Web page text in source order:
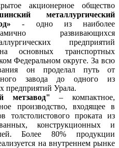
акционерное общество
металлургический
- одно из наиболее
развивающихся
предприятий
основных транспортных
Федеральном округе. За всю
он проделал путь от
завода до одного из
предприятий Урала.
метзавод"
– компактное,
производство, входящее в
толстолистового проката из
конструкционных и
Более 80% продукции
на внутреннем рынке